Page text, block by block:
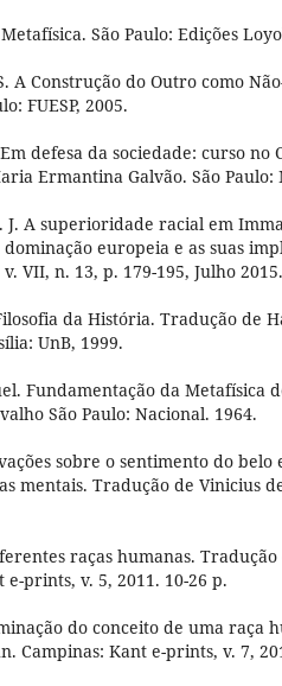
São Paulo: Edições
A Construção do Outro como
FUESP, 2005.
defesa da sociedade: curso no
Ermantina Galvão. São Paulo:
J. A superioridade racial em
europeia e as suas
VII, n. 13, p. 179-195, Julho 2015.
da História. Tradução de
UnB, 1999.
Fundamentação da Metafísica
São Paulo: Nacional. 1964.
sobre o sentimento do belo
mentais. Tradução de Vinicius
raças humanas.
e-prints, v. 5, 2011. 10-26 p.
do conceito de uma raça
Campinas: Kant e-prints, v. 7,